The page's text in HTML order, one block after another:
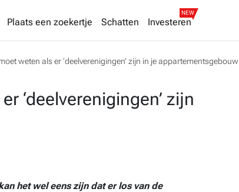
Plaats een zoekertje Schatten Investeren
NEW
weten als er ‘deelverenigingen’ zijn in je appartementsgebouw
‘deelverenigingen’ zijn
het wel eens zijn dat er los van de